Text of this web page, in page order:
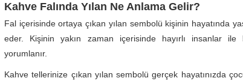
Kahve Falında Yılan Ne Anlama Gelir?
Fal içerisinde ortaya çıkan yılan sembolü kişinin hayatında
eder. Kişinin yakın zaman içerisinde hayırlı insanlar ile
yorumlanır.
Kahve tellerinize çıkan yılan sembolü gerçek hayatınızda